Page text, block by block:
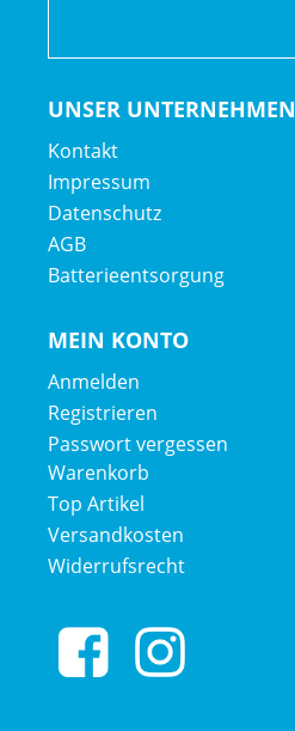
UNSER UNTERNEHMEN
Kontakt
Impressum
Datenschutz
AGB
Batterieentsorgung
MEIN KONTO
Anmelden
Registrieren
Passwort vergessen
Warenkorb
Top Artikel
Versandkosten
Widerrufsrecht